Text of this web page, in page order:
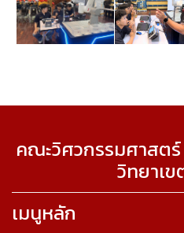
คณะวิศวกรรมศาสต
วิทยาเ
เมนูหลัก